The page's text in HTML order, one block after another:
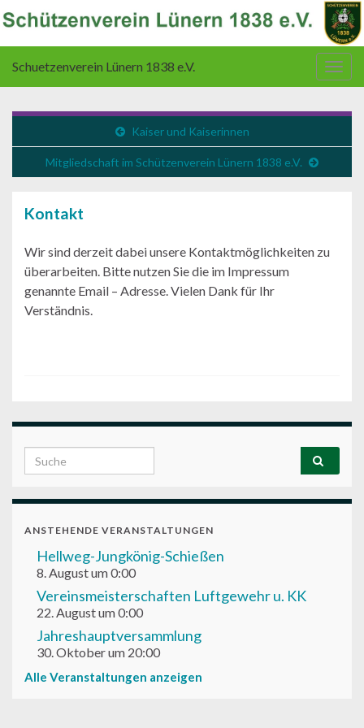
Schuetzenverein Lünern 1838 e.V.
Kaiser und Kaiserinnen
Mitgliedschaft im Schützenverein Lünern 1838 e.V.
Kontakt
Wir sind derzeit dabei unsere Kontaktmöglichkeiten zu
überarbeiten. Bitte nutzen Sie die im Impressum
genannte Email – Adresse. Vielen Dank für Ihr
Verständnis.
Search for:
ANSTEHENDE VERANSTALTUNGEN
Hellweg-Jungkönig-Schießen
8. August um 0:00
Vereinsmeisterschaften Luftgewehr u. KK
22. August um 0:00
Jahreshauptversammlung
30. Oktober um 20:00
Alle Veranstaltungen anzeigen